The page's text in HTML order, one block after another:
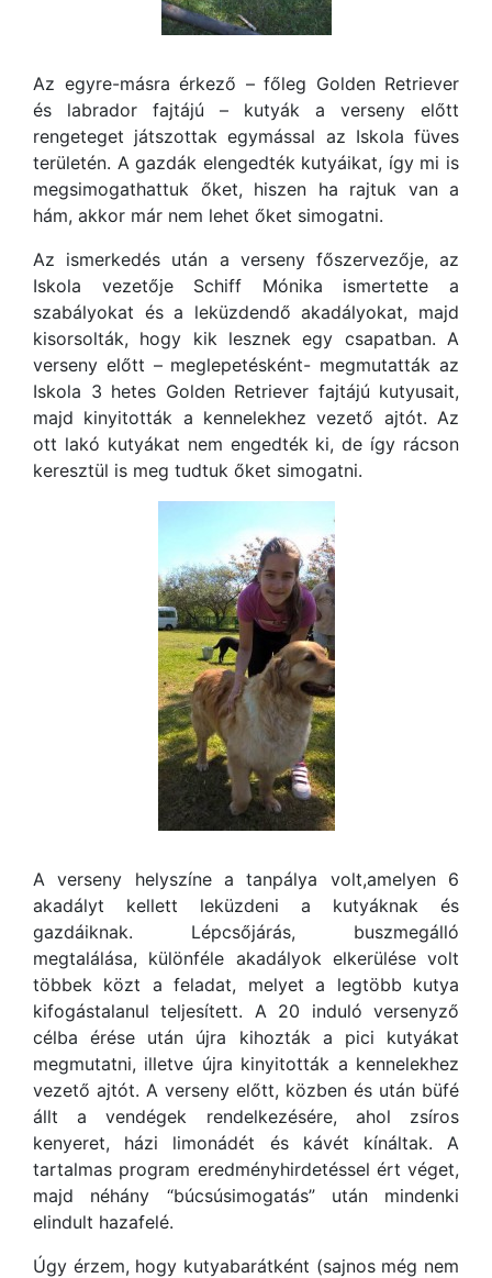
Az egyre-másra érkező – főleg Golden Retriever
és labrador fajtájú – kutyák a verseny előtt
rengeteget játszottak egymással az Iskola füves
területén. A gazdák elengedték kutyáikat, így mi is
megsimogathattuk őket, hiszen ha rajtuk van a
hám, akkor már nem lehet őket simogatni.
Az ismerkedés után a verseny főszervezője, az
Iskola vezetője Schiff Mónika ismertette a
szabályokat és a leküzdendő akadályokat, majd
kisorsolták, hogy kik lesznek egy csapatban. A
verseny előtt – meglepetésként- megmutatták az
Iskola 3 hetes Golden Retriever fajtájú kutyusait,
majd kinyitották a kennelekhez vezető ajtót. Az
ott lakó kutyákat nem engedték ki, de így rácson
keresztül is meg tudtuk őket simogatni.
A verseny helyszíne a tanpálya volt,amelyen 6
akadályt kellett leküzdeni a kutyáknak és
gazdáiknak. Lépcsőjárás, buszmegálló
megtalálása, különféle akadályok elkerülése volt
többek közt a feladat, melyet a legtöbb kutya
kifogástalanul teljesített. A 20 induló versenyző
célba érése után újra kihozták a pici kutyákat
megmutatni, illetve újra kinyitották a kennelekhez
vezető ajtót. A verseny előtt, közben és után büfé
állt a vendégek rendelkezésére, ahol zsíros
kenyeret, házi limonádét és kávét kínáltak. A
tartalmas program eredményhirdetéssel ért véget,
majd néhány “búcsúsimogatás” után mindenki
elindult hazafelé.
Úgy érzem, hogy kutyabarátként (sajnos még nem